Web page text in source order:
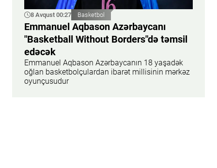
8 Avqust 00:27 Basketbol
Emmanuel Aqbason Azərbaycanı
"Basketball Without Borders"də təmsil
edəcək
Emmanuel Aqbason Azərbaycanın 18 yaşadək
oğlan basketbolçulardan ibarət millisinin mərkəz
oyunçusudur